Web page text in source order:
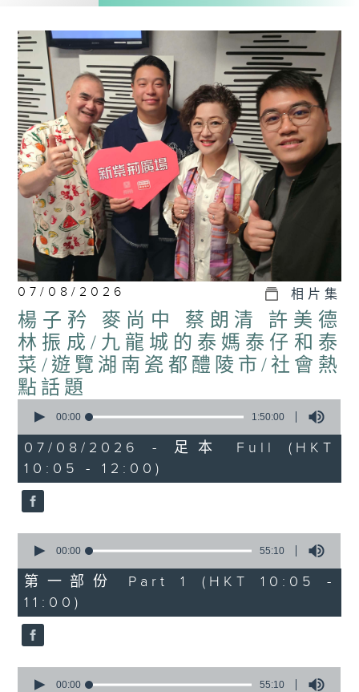
07/08/2026 相片集
楊子矜 麥尚中 蔡朗清 許美德
林振成/九龍城的泰媽泰仔和泰
菜/遊覽湖南瓷都醴陵市/社會熱
點話題
seconds
1
hour,
50
minutes,
0
seconds
00:00 1:50:00
07/08/2026 - 足本 Full (HKT
10:05 - 12:00)
seconds
55
minutes,
10
seconds
00:00 55:10
第一部份 Part 1 (HKT 10:05 -
11:00)
seconds
00:00 55:10